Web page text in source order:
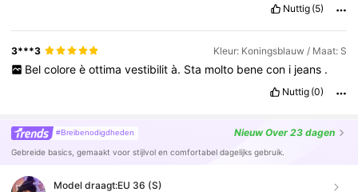
Nuttig (5)
3***3 Kleur: Koningsblauw / Maat: S
Bel colore è ottima vestibilit à. Sta molto bene con i jeans .
Nuttig (0)
#Breibenodigdheden NieuwOver 23 dagen
Gebreide basics, gemaakt voor stijlvol en comfortabel dagelijks gebruik.
Model draagt:EU 36 (S)